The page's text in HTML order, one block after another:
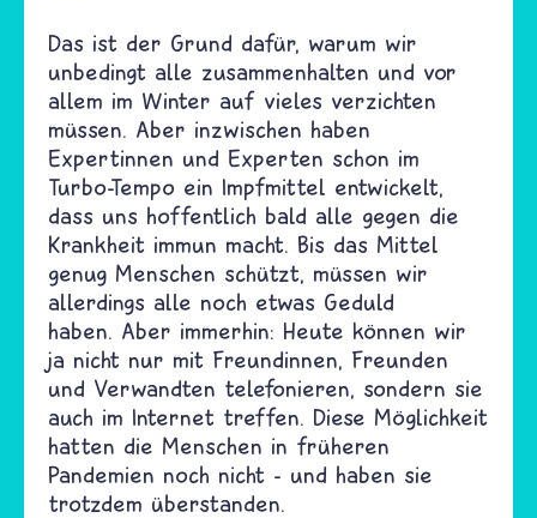
Das ist der Grund dafür, warum wir
unbedingt alle zusammenhalten und vor
allem im Winter auf vieles verzichten
müssen. Aber inzwischen haben
Expertinnen und Experten schon im
Turbo-Tempo ein Impfmittel entwickelt,
dass uns hoffentlich bald alle gegen die
Krankheit immun macht. Bis das Mittel
genug Menschen schützt, müssen wir
allerdings alle noch etwas Geduld
haben. Aber immerhin: Heute können wir
ja nicht nur mit Freundinnen, Freunden
und Verwandten telefonieren, sondern sie
auch im Internet treffen. Diese Möglichkeit
hatten die Menschen in früheren
Pandemien noch nicht - und haben sie
trotzdem überstanden.